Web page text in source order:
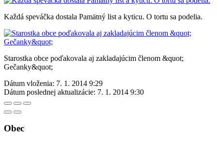
Každá speváčka dostala Pamätný list a kyticu. O tortu sa podelia.
Starostka obce poďakovala aj zakladajúcim členom &quot;
Gečanky&quot;
Dátum vloženia: 7. 1. 2014 9:29
Dátum poslednej aktualizácie: 7. 1. 2014 9:30
Obec